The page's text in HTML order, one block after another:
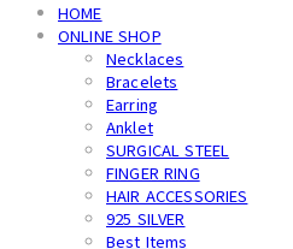
HOME
ONLINE SHOP
Necklaces
Bracelets
Earring
Anklet
SURGICAL STEEL
FINGER RING
HAIR ACCESSORIES
925 SILVER
Best Items